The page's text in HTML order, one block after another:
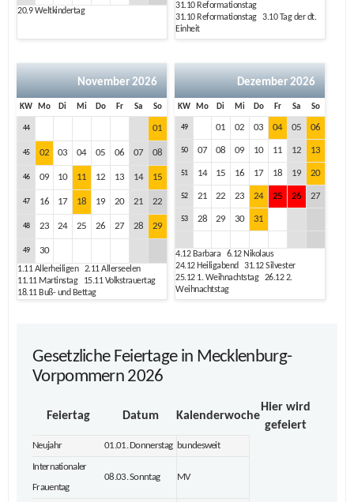
20.9Weltkindertag
31.10Reformationstag
31.10Reformationstag 3.10Tag der dt.
Einheit
November 2026
KW Mo Di Mi Do Fr Sa So
44 01
45 02 03 04 05 06 07 08
46 09 10 11 12 13 14 15
47 16 17 18 19 20 21 22
48 23 24 25 26 27 28 29
49 30
1.11Allerheiligen 2.11Allerseelen
11.11Martinstag 15.11Volkstrauertag
18.11Buß- und Bettag
Dezember 2026
KW Mo Di Mi Do Fr Sa So
49 01 02 03 04 05 06
50 07 08 09 10 11 12 13
51 14 15 16 17 18 19 20
52 21 22 23 24 25 26 27
53 28 29 30 31
4.12Barbara 6.12Nikolaus
24.12Heiligabend 31.12Silvester
25.121. Weihnachtstag 26.122.
Weihnachtstag
Gesetzliche Feiertage in Mecklenburg-
Vorpommern 2026
Feiertag Datum Kalenderwoche
Hier wird
gefeiert
Neujahr 01.01. Donnerstag bundesweit
Internationaler
Frauentag
08.03. Sonntag MV